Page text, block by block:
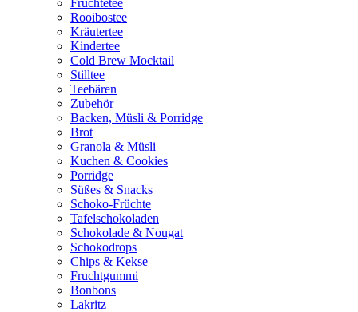
Rooibostee
Kräutertee
Kindertee
Cold Brew Mocktail
Stilltee
Teebären
Zubehör
Backen, Müsli & Porridge
Brot
Granola & Müsli
Kuchen & Cookies
Porridge
Süßes & Snacks
Schoko-Früchte
Tafelschokoladen
Schokolade & Nougat
Schokodrops
Chips & Kekse
Fruchtgummi
Bonbons
Lakritz